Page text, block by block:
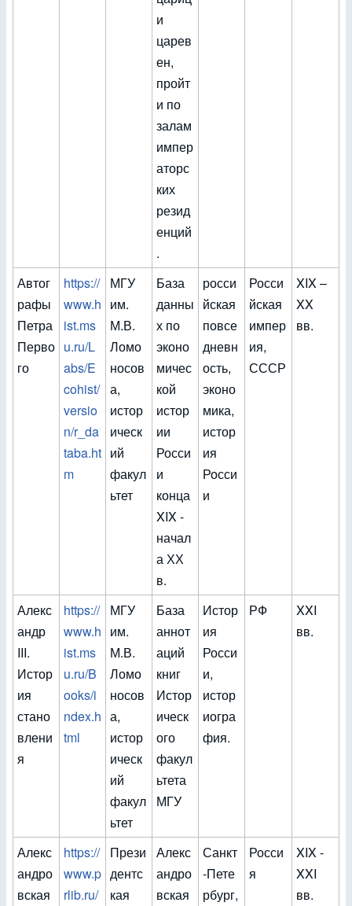
и
царев
ен,
пройт
и по
залам
импер
аторс
ких
резид
енций
.
Автог
рафы
Петра
Перво
го
https://
www.h
ist.ms
u.ru/L
abs/E
cohist/
versio
n/r_da
taba.ht
m
МГУ
им.
М.В.
Ломо
носов
а,
истор
ическ
ий
факул
ьтет
База
данны
х по
эконо
мичес
кой
истор
ии
Росси
и
конца
XIX -
начал
а ХХ
в.
росси
йская
повсе
дневн
ость,
эконо
мика,
истор
ия
Росси
и
Росси
йская
импер
ия,
СССР
XIX –
XX
вв.
Алекс
андр
III.
Истор
ия
стано
влени
я
https://
www.h
ist.ms
u.ru/B
ooks/i
ndex.h
tml
МГУ
им.
М.В.
Ломо
носов
а,
истор
ическ
ий
факул
ьтет
База
аннот
аций
книг
Истор
ическ
ого
факул
ьтета
МГУ
Истор
ия
Росси
и,
истор
иогра
фия.
РФ
XXI
вв.
Алекс
андро
вская
https://
www.p
rlib.ru/
Прези
дентс
кая
Алекс
андро
вская
Санкт
-Пете
рбург,
Росси
я
XIX -
XXI
вв.